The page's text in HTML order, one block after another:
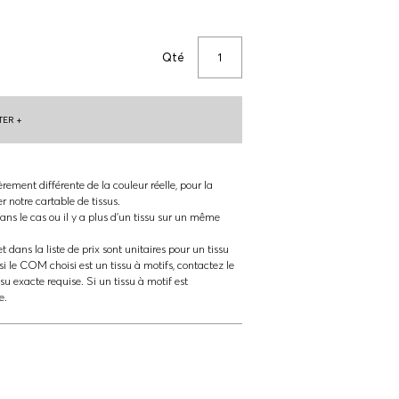
Qté
+
différente de la couleur réelle, pour la
notre cartable de tissus.
le cas ou il y a plus d'un tissu sur un même
dans la liste de prix sont unitaires pour un tissu
le COM choisi est un tissu à motifs, contactez le
exacte requise. Si un tissu à motif est